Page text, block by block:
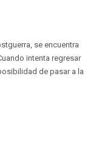
se encuentra
intenta regresar
de pasar a la